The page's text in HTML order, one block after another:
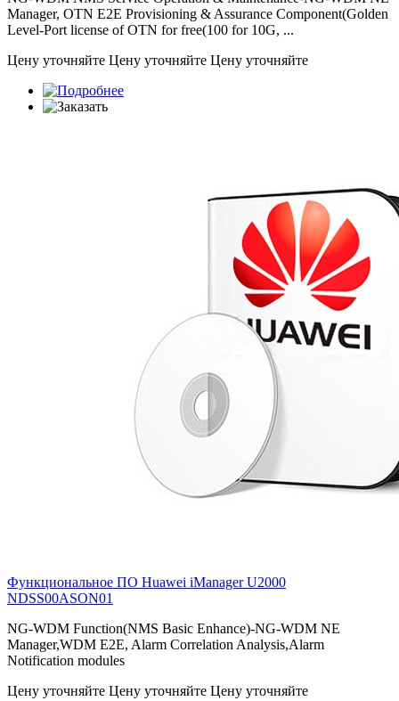
Manager, OTN E2E Provisioning & Assurance Component(Golden
Level-Port license of OTN for free(100 for 10G, ...
Цену уточняйте Цену уточняйте Цену уточняйте
Функциональное ПО Huawei iManager U2000
NDSS00ASON01
NG-WDM Function(NMS Basic Enhance)-NG-WDM NE
Manager,WDM E2E, Alarm Correlation Analysis,Alarm
Notification modules
Цену уточняйте Цену уточняйте Цену уточняйте